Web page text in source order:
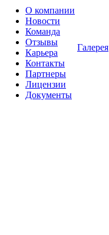
О компании
Новости
Команда
Отзывы
Карьера
Контакты
Партнеры
Лицензии
Документы
Галерея